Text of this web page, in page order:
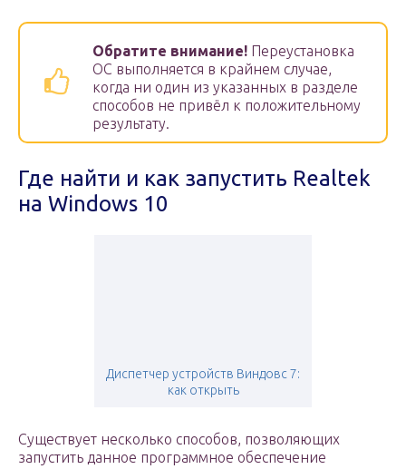
Обратите внимание! Переустановка
ОС выполняется в крайнем случае,
когда ни один из указанных в разделе
способов не привёл к положительному
результату.
Где найти и как запустить Realtek
на Windows 10
Диспетчер устройств Виндовс 7:
как открыть
Существует несколько способов, позволяющих
запустить данное программное обеспечение